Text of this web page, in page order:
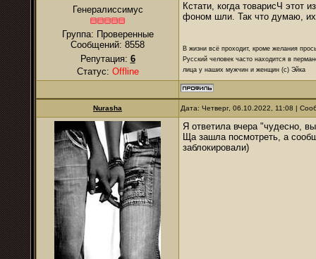
Генералиссимус
Группа: Проверенные
Сообщений: 8558
Репутация: 6
Статус: Offline
Кстати, когда товарисЧ этот
фоном шли. Так что думаю, их
В жизни всё проходит, кроме желания
Русский человек часто находится в
лица у наших мужчин и женщин (с) Эйка
Nurаsha Дата: Четверг, 06.10.2022, 11:08 |
Я ответила вчера "чудесно,
Ща зашла посмотреть, а
заблокировали)